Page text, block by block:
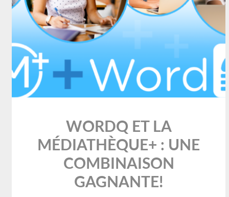
WORDQ ET LA
MÉDIATHÈQUE+ : UNE
COMBINAISON
GAGNANTE!